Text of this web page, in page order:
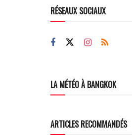
RÉSEAUX SOCIAUX
LA MÉTÉO À BANGKOK
ARTICLES RECOMMANDÉS